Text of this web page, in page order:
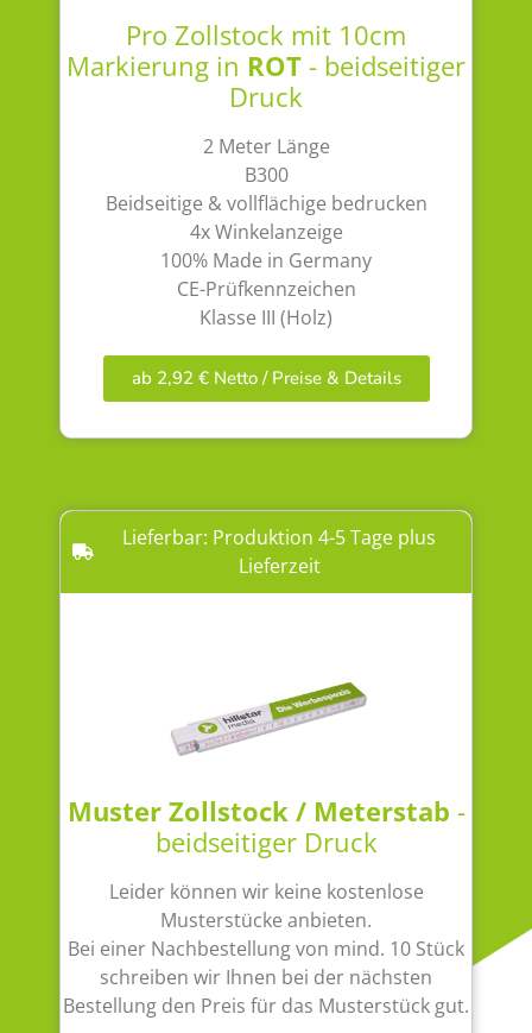
Pro Zollstock mit 10cm
Markierung in ROT- beidseitiger
Druck
2 Meter Länge
B300
Beidseitige & vollflächige bedrucken
4x Winkelanzeige
100% Made in Germany
CE-Prüfkennzeichen
Klasse III (Holz)
ab 2,92 € Netto / Preise & Details
Lieferbar: Produktion 4-5 Tage plus
Lieferzeit
Muster Zollstock / Meterstab -
beidseitiger Druck
Leider können wir keine kostenlose
Musterstücke anbieten.
Bei einer Nachbestellung von mind. 10 Stück
schreiben wir Ihnen bei der nächsten
Bestellung den Preis für das Musterstück gut.